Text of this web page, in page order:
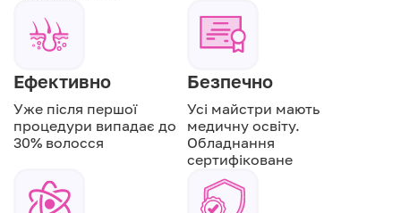
Ефективно
Уже після першої
процедури випадає до
30% волосся
Безпечно
Усі майстри мають
медичну освіту.
Обладнання
сертифіковане